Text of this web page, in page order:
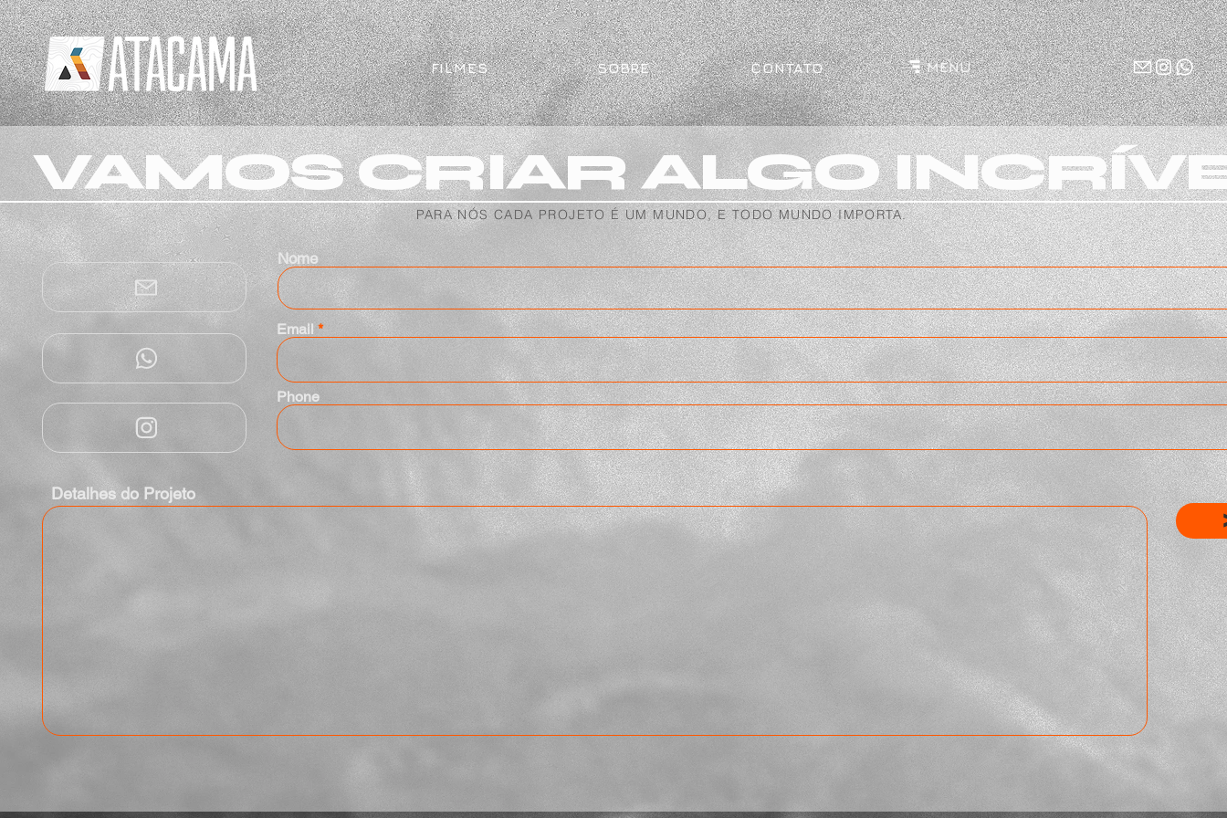
MENU
SOBRE CONTATO
FILMES
PARA NÓS CADA PROJETO É UM MUNDO, E TODO MUNDO IMPORTA.
Nome
Email
Phone
Detalhes do Projeto
VAMOS CRIAR ALGO